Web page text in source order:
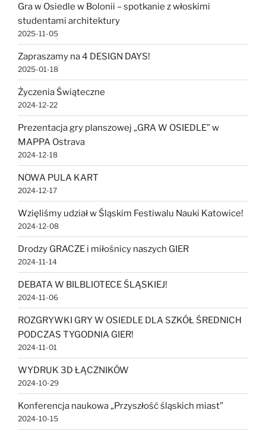
Gra w Osiedle w Bolonii – spotkanie z włoskimi
studentami architektury
2025-11-05
Zapraszamy na 4 DESIGN DAYS!
2025-01-18
Życzenia Świąteczne
2024-12-22
Prezentacja gry planszowej „GRA W OSIEDLE” w
MAPPA Ostrava
2024-12-18
NOWA PULA KART
2024-12-17
Wzięliśmy udział w Śląskim Festiwalu Nauki Katowice!
2024-12-08
Drodzy GRACZE i miłośnicy naszych GIER
2024-11-14
DEBATA W BILBLIOTECE ŚLĄSKIEJ!
2024-11-06
ROZGRYWKI GRY W OSIEDLE DLA SZKÓŁ ŚREDNICH
PODCZAS TYGODNIA GIER!
2024-11-01
WYDRUK 3D ŁĄCZNIKÓW
2024-10-29
Konferencja naukowa „Przyszłość śląskich miast”
2024-10-15